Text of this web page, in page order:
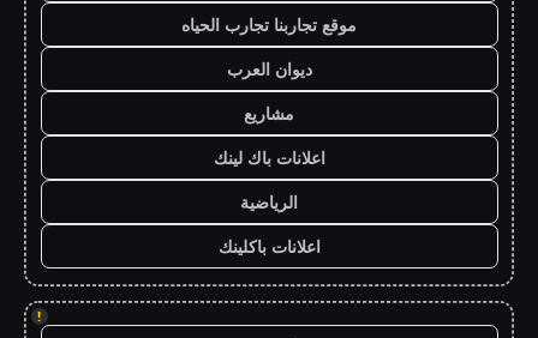
موقع تجاربنا تجارب الحياه
ديوان العرب
مشاريع
اعلانات باك لينك
الرياضية
اعلانات باكلينك
!